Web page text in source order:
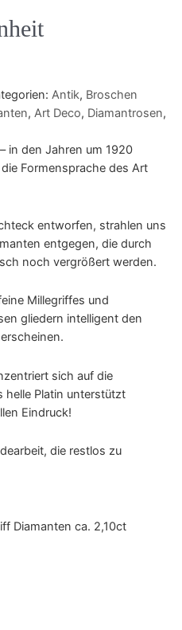
Antik, Broschen
, Art Deco, Diamantrosen,
in den Jahren um 1920
Formensprache des Art
entworfen, strahlen uns
entgegen, die durch
noch vergrößert werden.
Millegriffes und
gliedern intelligent den
sich auf die
helle Platin unterstützt
Eindruck!
die restlos zu
Diamanten ca. 2,10ct